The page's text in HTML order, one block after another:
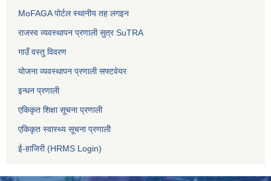
MoFAGA पोर्टल स्थानीय तह लगइन
राजस्व व्यवस्थापन प्रणाली सुत्र SuTRA
गाउँ वस्तु विवरण
योजना व्यवस्थापन प्रणाली सफ्टवेयर
इन्धन प्रणाली
एकिकृत शिक्षा सूचना प्रणाली
एकिकृत स्वास्थ्य सूचना प्रणाली
ई-हाजिरी (HRMS Login)